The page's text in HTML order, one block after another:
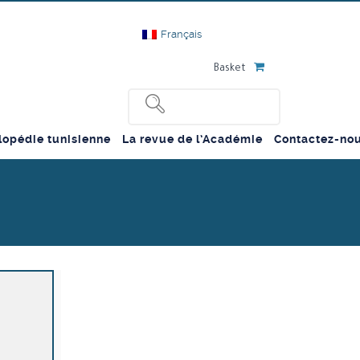
Français
Basket
tunisienne La revue de l’Académie Contactez-